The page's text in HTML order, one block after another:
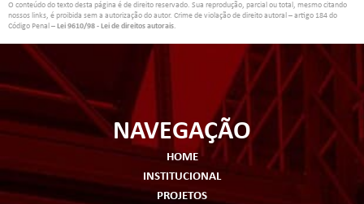
O conteúdo do texto desta página é de direito reservado. Sua reprodução, parcial ou total, mesmo citando
nossos links, é proibida sem a autorização do autor. Crime de violação de direito autoral – artigo 184 do
Código Penal –Lei 9610/98 - Lei de direitos autorais.
NAVEGAÇÃO
HOME
INSTITUCIONAL
PROJETOS